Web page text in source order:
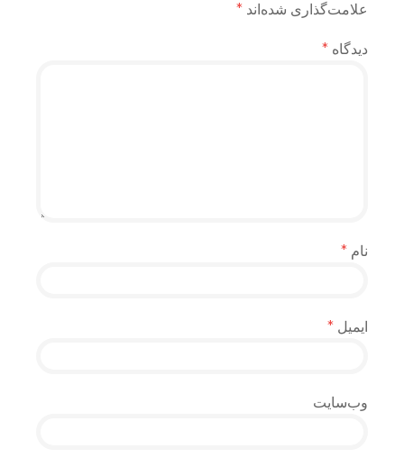
علامت‌گذاری شده‌اند *
دیدگاه *
نام *
ایمیل *
وب‌سایت